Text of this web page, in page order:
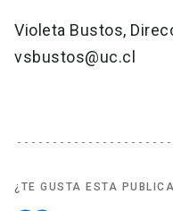
Violeta Bustos,
vsbustos@uc.cl
¿TE GUSTA ESTA